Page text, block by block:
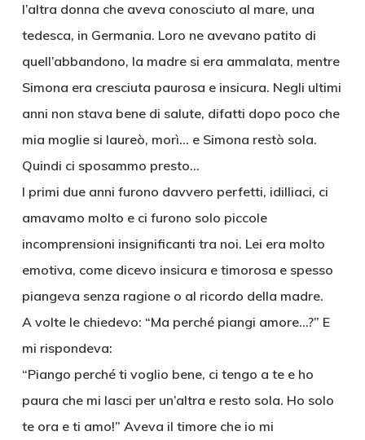
l’altra donna che aveva conosciuto al mare, una
tedesca, in Germania. Loro ne avevano patito di
quell’abbandono, la madre si era ammalata, mentre
Simona era cresciuta paurosa e insicura. Negli ultimi
anni non stava bene di salute, difatti dopo poco che
mia moglie si laureò, morì… e Simona restò sola.
Quindi ci sposammo presto…
I primi due anni furono davvero perfetti, idilliaci, ci
amavamo molto e ci furono solo piccole
incomprensioni insignificanti tra noi. Lei era molto
emotiva, come dicevo insicura e timorosa e spesso
piangeva senza ragione o al ricordo della madre.
A volte le chiedevo: “Ma perché piangi amore…?” E
mi rispondeva:
“Piango perché ti voglio bene, ci tengo a te e ho
paura che mi lasci per un’altra e resto sola. Ho solo
te ora e ti amo!” Aveva il timore che io mi